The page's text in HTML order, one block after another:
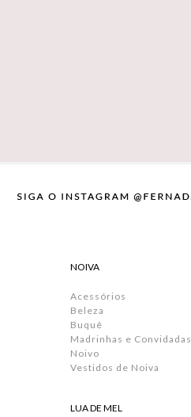
NOIVA
Acessórios
Beleza
Buquê
Madrinhas e Convidadas
Noivo
Vestidos de Noiva
LUA DE MEL